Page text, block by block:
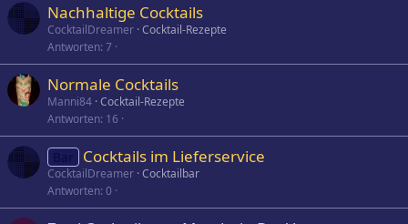
Nachhaltige Cocktails
CocktailDreamer Cocktail-Rezepte
Antworten 7
Normale Cocktails
Manni84 Cocktail-Rezepte
Antworten 16
Bar Cocktails im Lieferservice
CocktailDreamer Cocktailbar
Antworten 0